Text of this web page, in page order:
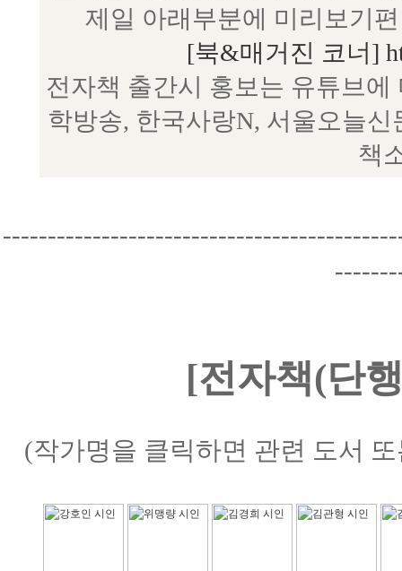
제일 아래부분에 미리보기
[북&매거진 코너]
전자책 출간시 홍보는 유튜브
학방송, 한국사랑N, 서울오늘
책
[전자책(단
(작가명을 클릭하면 관련 도서